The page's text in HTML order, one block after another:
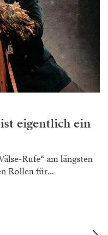
eigentlich ein
Rufe“ am längsten
Rollen für...